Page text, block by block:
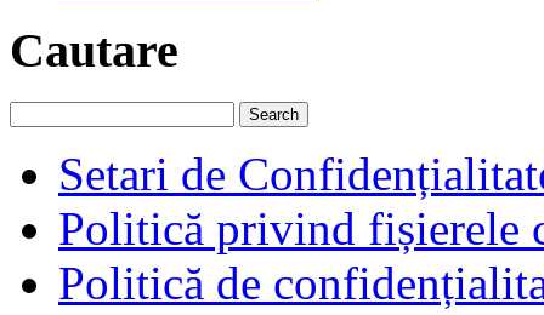
Cautare
Setari de
Politică privind fișierele
Politică de